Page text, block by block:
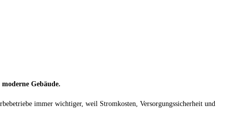
Gebäude.
immer wichtiger, weil Stromkosten, Versorgungssicherheit und